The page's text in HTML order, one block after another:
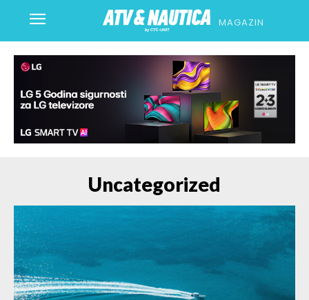
MAGAZIN
Uncategorized